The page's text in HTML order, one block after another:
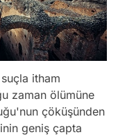
itham
zaman ölümüne
çöküşünden
geniş çapta